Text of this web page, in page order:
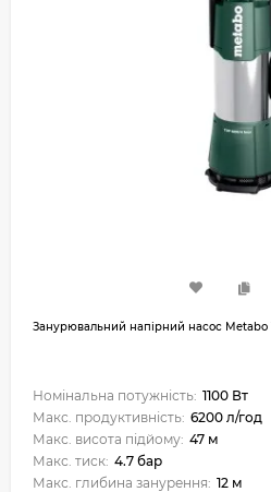
Занурювальний напірний насос Metabo
Номінальна потужність: 1100 Вт
Макс. продуктивність: 6200 л/год
Макс. висота підйому: 47 м
Макс. тиск: 4.7 бар
Макс. глибина занурення: 12 м